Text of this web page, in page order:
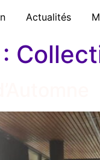
Actualités